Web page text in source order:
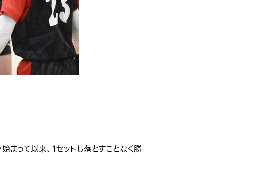
まって以来、1セットも落とすことなく勝